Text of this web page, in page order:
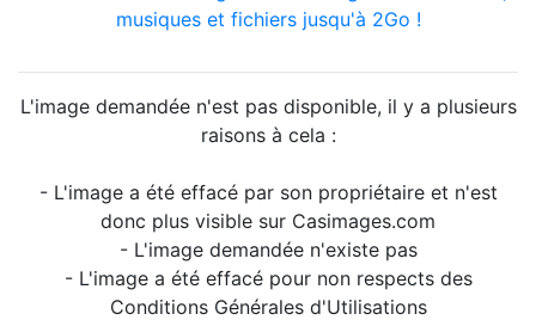
musiques et fichiers jusqu'à 2Go !
L'image demandée n'est pas disponible, il y a plusieurs
raisons à cela :
- L'image a été effacé par son propriétaire et n'est
donc plus visible sur Casimages.com
- L'image demandée n'existe pas
- L'image a été effacé pour non respects des
Conditions Générales d'Utilisations